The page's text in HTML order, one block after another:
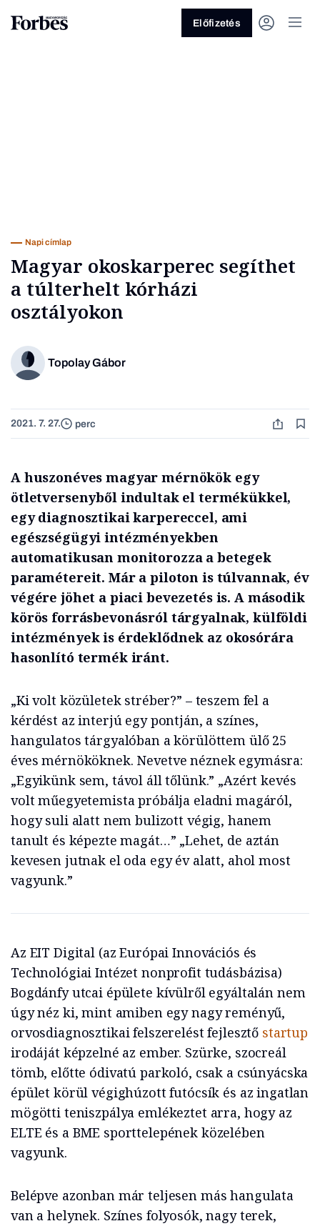
Üzlet
Előfizetés
Napi címlap
Magyar okoskarperec segíthet
a túlterhelt kórházi
osztályokon
Topolay Gábor
2021. 7. 27. perc
A huszonéves magyar mérnökök egy
ötletversenyből indultak el termékükkel,
egy diagnosztikai karpereccel, ami
egészségügyi intézményekben
automatikusan monitorozza a betegek
paramétereit. Már a piloton is túlvannak, év
végére jöhet a piaci bevezetés is. A második
körös forrásbevonásról tárgyalnak, külföldi
intézmények is érdeklődnek az okosórára
hasonlító termék iránt.
„Ki volt közületek stréber?” – teszem fel a
kérdést az interjú egy pontján, a színes,
hangulatos tárgyalóban a körülöttem ülő 25
éves mérnököknek. Nevetve néznek egymásra:
„Egyikünk sem, távol áll tőlünk.” „Azért kevés
volt műegyetemista próbálja eladni magáról,
hogy suli alatt nem bulizott végig, hanem
tanult és képezte magát…” „Lehet, de aztán
kevesen jutnak el oda egy év alatt, ahol most
vagyunk.”
Az EIT Digital (az Európai Innovációs és
Technológiai Intézet nonprofit tudásbázisa)
Bogdánfy utcai épülete kívülről egyáltalán nem
úgy néz ki, mint amiben egy nagy reményű,
orvosdiagnosztikai felszerelést fejlesztő startup
irodáját képzelné az ember. Szürke, szocreál
tömb, előtte ódivatú parkoló, csak a csúnyácska
épület körül végighúzott futócsík és az ingatlan
mögötti teniszpálya emlékeztet arra, hogy az
ELTE és a BME sporttelepének közelében
vagyunk.
Belépve azonban már teljesen más hangulata
van a helynek. Színes folyosók, nagy terek,